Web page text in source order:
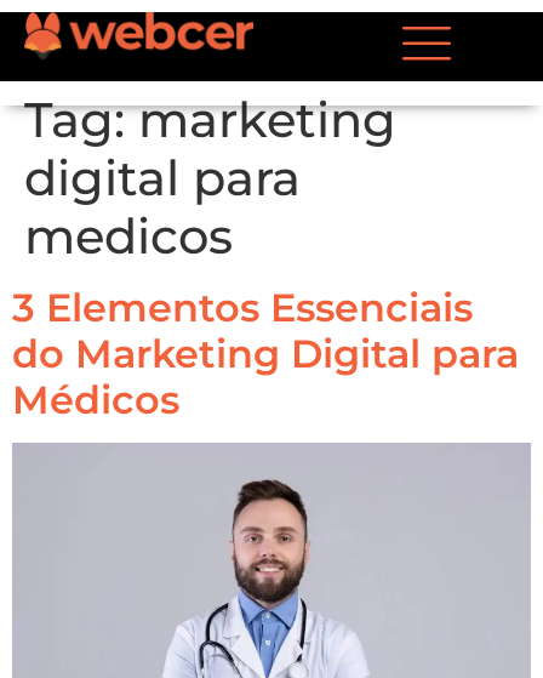
Tag:marketing
digital para
medicos
3 Elementos Essenciais
do Marketing Digital para
Médicos